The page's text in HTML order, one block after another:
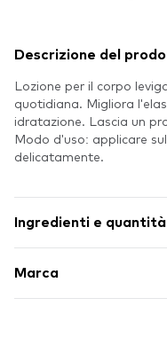
Descrizione del
Lozione per il corpo
quotidiana. Migliora
idratazione. Lascia un
Modo d'uso: applicare
delicatamente.
Ingredienti e quantità
Marca